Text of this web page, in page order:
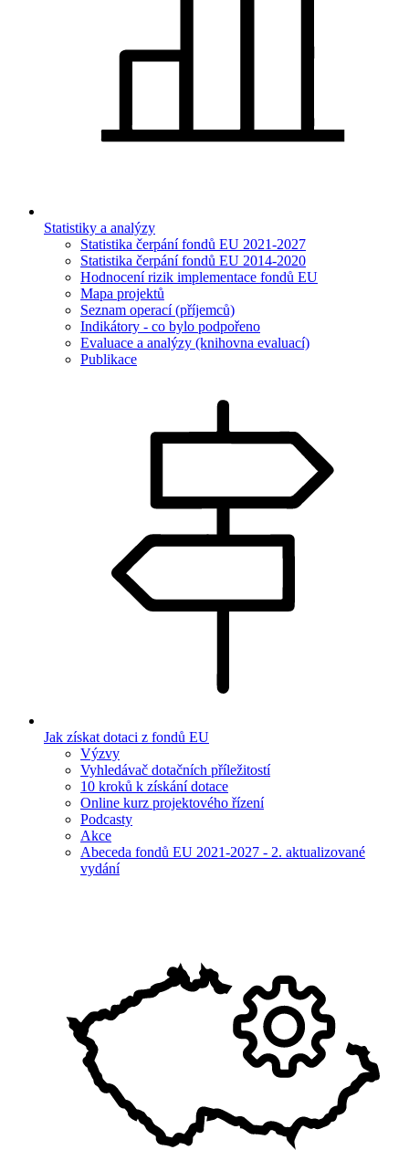
Statistiky a analýzy
Statistika čerpání fondů EU 2021-2027
Statistika čerpání fondů EU 2014-2020
Hodnocení rizik implementace fondů EU
Mapa projektů
Seznam operací (příjemců)
Indikátory - co bylo podpořeno
Evaluace a analýzy (knihovna evaluací)
Publikace
Jak získat dotaci z fondů EU
Výzvy
Vyhledávač dotačních příležitostí
10 kroků k získání dotace
Online kurz projektového řízení
Podcasty
Akce
Abeceda fondů EU 2021-2027 - 2. aktualizované
vydání